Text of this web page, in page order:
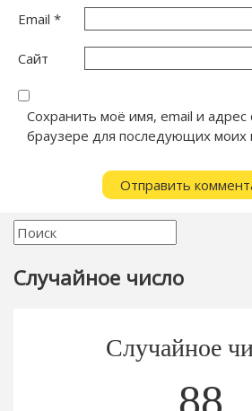
Email *
Сайт
Сохранить моё имя, email и адрес
браузере для последующих моих
Случайное число
Случайное